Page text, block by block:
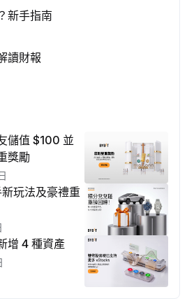
新手指南
讀財報
儲值 $100 並
獎勵
玩法及豪禮重
增 4 種資產